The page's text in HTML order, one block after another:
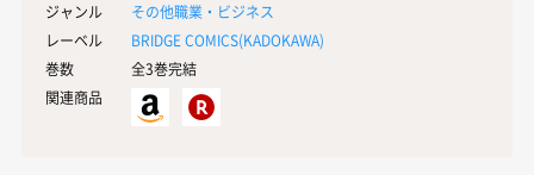
ジャンル
その他職業・ビジネス
レーベル
BRIDGE COMICS(KADOKAWA)
巻数
全3巻完結
関連商品